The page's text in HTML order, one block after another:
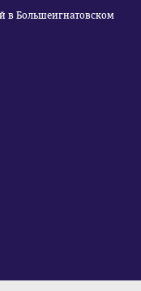
в Большеигнатовском